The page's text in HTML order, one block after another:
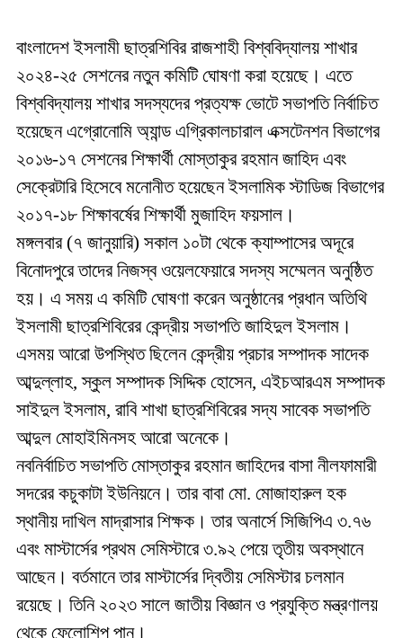
বাংলাদেশ ইসলামী ছাত্রশিবির রাজশাহী বিশ্ববিদ্যালয় শাখার
২০২৪-২৫ সেশনের নতুন কমিটি ঘোষণা করা হয়েছে। এতে
বিশ্ববিদ্যালয় শাখার সদস্যদের প্রত্যক্ষ ভোটে সভাপতি নির্বাচিত
হয়েছেন এগ্রোনোমি অ্যান্ড এগ্রিকালচারাল এক্সটেনশন বিভাগের
২০১৬-১৭ সেশনের শিক্ষার্থী মোস্তাকুর রহমান জাহিদ এবং
সেক্রেটারি হিসেবে মনোনীত হয়েছেন ইসলামিক স্টাডিজ বিভাগের
২০১৭-১৮ শিক্ষাবর্ষের শিক্ষার্থী মুজাহিদ ফয়সাল।
মঙ্গলবার (৭ জানুয়ারি) সকাল ১০টা থেকে ক্যাম্পাসের অদূরে
বিনোদপুরে তাদের নিজস্ব ওয়েলফেয়ারে সদস্য সম্মেলন অনুষ্ঠিত
হয়। এ সময় এ কমিটি ঘোষণা করেন অনুষ্ঠানের প্রধান অতিথি
ইসলামী ছাত্রশিবিরের কেন্দ্রীয় সভাপতি জাহিদুল ইসলাম।
এসময় আরো উপস্থিত ছিলেন কেন্দ্রীয় প্রচার সম্পাদক সাদেক
আব্দুল্লাহ, স্কুল সম্পাদক সিদ্দিক হোসেন, এইচআরএম সম্পাদক
সাইদুল ইসলাম, রাবি শাখা ছাত্রশিবিরের সদ্য সাবেক সভাপতি
আব্দুল মোহাইমিনসহ আরো অনেকে।
নবনির্বাচিত সভাপতি মোস্তাকুর রহমান জাহিদের বাসা নীলফামারী
সদরের কচুকাটা ইউনিয়নে। তার বাবা মো. মোজাহারুল হক
স্থানীয় দাখিল মাদ্রাসার শিক্ষক। তার অনার্সে সিজিপিএ ৩.৭৬
এবং মাস্টার্সের প্রথম সেমিস্টারে ৩.৯২ পেয়ে তৃতীয় অবস্থানে
আছেন। বর্তমানে তার মাস্টার্সের দ্বিতীয় সেমিস্টার চলমান
রয়েছে। তিনি ২০২৩ সালে জাতীয় বিজ্ঞান ও প্রযুক্তি মন্ত্রণালয়
থেকে ফেলোশিপ পান।